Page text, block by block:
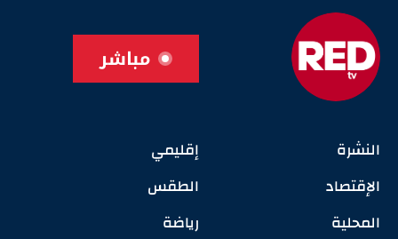
مباشر
النشرة
الإقتصاد
المحلية
إقليمي
الطقس
رياضة